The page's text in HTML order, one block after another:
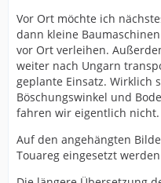
Vor Ort möchte ich
dann kleine
vor Ort verleihen.
weiter nach Ungarn
geplante Einsatz. Wirklich
Böschungswinkel und
fahren wir eigentlich nicht.
Auf den angehängten
Touareg eingesetzt